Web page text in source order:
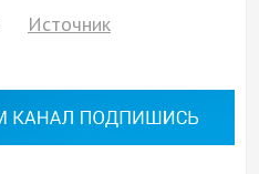
Источник